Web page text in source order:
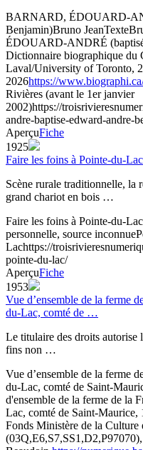
BARNARD, ÉDOUARD-
Benjamin)Bruno JeanTexte
ÉDOUARD-ANDRÉ
Dictionnaire biographique du
Laval/University of Toronto,
2026https://
Rivières (avant le 1er janvier
2002)https://
andre-baptise-edward-andre-
AperçuFiche
1925
Faire les foins à Pointe-du-Lac
Scène rurale traditionnelle, la
grand chariot en bois …
Faire les foins à Pointe-du-Lac
personnelle, source inconnue
Lachttps://
pointe-du-lac/
AperçuFiche
1953
Vue d’ensemble de la ferme
du-Lac, comté de …
Le titulaire des droits autorise
fins non …
Vue d’ensemble de la ferme
du-Lac, comté de Saint-
d'ensemble de la ferme de la
Lac, comté de Saint-Maurice,
Fonds Ministère de la Culture